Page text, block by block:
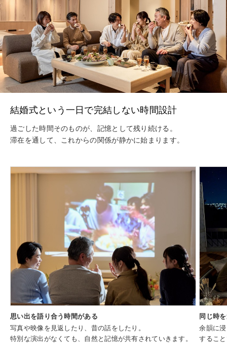
結婚式という一日で完結しない時間設計
過ごした時間そのものが、記憶として残り続ける。
滞在を通して、これからの関係が静かに始まります。
思い出を語り合う時間がある
写真や映像を見返したり、昔の話をしたり。
特別な演出がなくても、自然と記憶が共有されていきます。
同じ時
余韻に
するこ